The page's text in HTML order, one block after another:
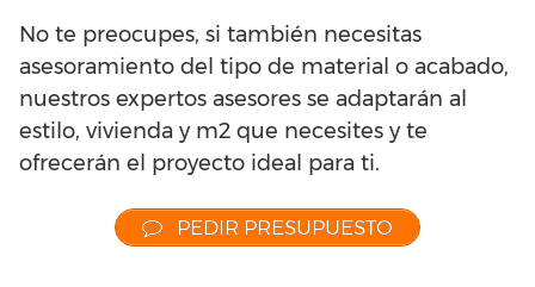
No te preocupes, si también necesitas
asesoramiento del tipo de material o acabado,
nuestros expertos asesores se adaptarán al
estilo, vivienda y m2 que necesites y te
ofrecerán el proyecto ideal para ti.
PEDIR PRESUPUESTO